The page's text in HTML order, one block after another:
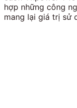
hợp những công
mang lại giá trị sử